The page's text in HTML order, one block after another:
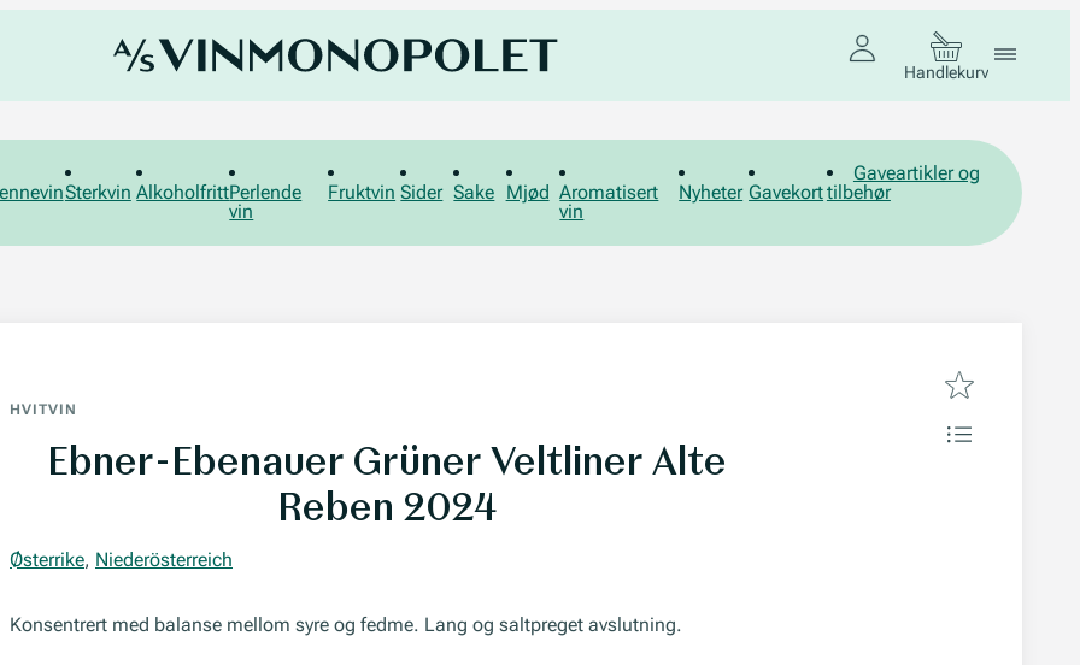
Handlekurv
Sterkvin AlkoholfrittPerlende
vin
Fruktvin Sider Sake Mjød Aromatisert
vin
Nyheter Gavekort
Gaveartikler og
tilbehør
HVITVIN
Ebner-Ebenauer Grüner Veltliner Alte
Reben 2024
Østerrike, Niederösterreich
Konsentrert med balanse mellom syre og fedme. Lang og saltpreget avslutning.